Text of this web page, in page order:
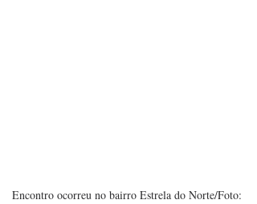
Encontro ocorreu no bairro Estrela do Norte/Foto: